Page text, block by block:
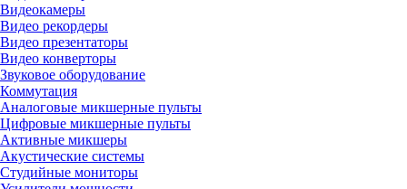
Видеокамеры
Видео рекордеры
Видео презентаторы
Видео конверторы
Звуковое оборудование
Коммутация
Аналоговые микшерные пульты
Цифровые микшерные пульты
Активные микшеры
Акустические системы
Студийные мониторы